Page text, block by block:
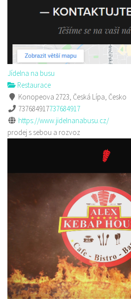
Jídelna na busu
Restaurace
Konopeova 2723, Česká Lípa, Česko
737684917737684917
https://www.jidelnanabusu.cz/
prodej s sebou a rozvoz